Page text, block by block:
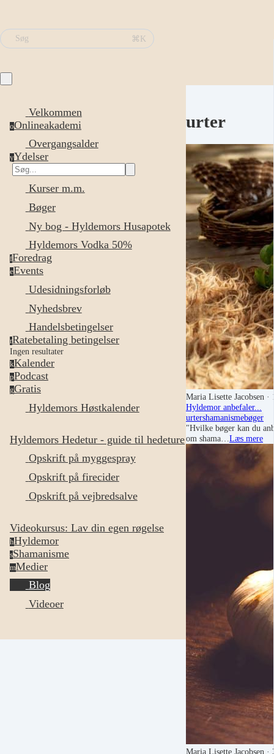
Søg ⌘K
Velkommen
oOnlineakademi
Overgangsalder
yYdelser
Kurser m.m.
Bøger
Ny bog - Hyldemors Husapotek
Hyldemors Vodka 50%
fForedrag
eEvents
Udesidningsforløb
Nyhedsbrev
Handelsbetingelser
rRatebetaling betingelser
Ingen resultater
kKalender
pPodcast
gGratis
Hyldemors Høstkalender
Hyldemors Hedetur - guide til hedeture
Opskrift på myggespray
Opskrift på firecider
Opskrift på vejbredsalve
Videokursus: Lav din egen røgelse
hHyldemor
sShamanisme
mMedier
Blog
Videoer
urter
Maria Lisette Jacobsen ·
Hyldemor anbefaler...
urtershamanismebøger
"Hvilke bøger kan du
om shama… Læs mere
Maria Lisette Jacobsen ·